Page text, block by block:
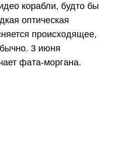
корабли, будто бы
оптическая
происходящее,
3 июня
фата-моргана.